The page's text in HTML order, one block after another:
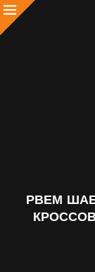
РВЕМ